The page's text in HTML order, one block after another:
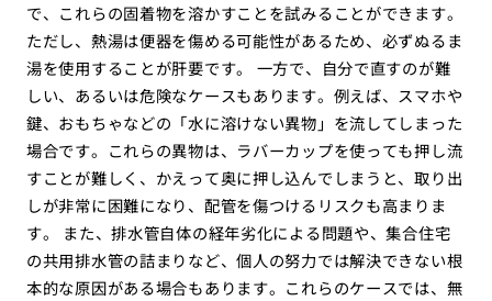
で、これらの固着物を溶かすことを試みることができます。
ただし、熱湯は便器を傷める可能性があるため、必ずぬるま
湯を使用することが肝要です。 一方で、自分で直すのが難
しい、あるいは危険なケースもあります。例えば、スマホや
鍵、おもちゃなどの「水に溶けない異物」を流してしまった
場合です。これらの異物は、ラバーカップを使っても押し流
すことが難しく、かえって奥に押し込んでしまうと、取り出
しが非常に困難になり、配管を傷つけるリスクも高まりま
す。 また、排水管自体の経年劣化による問題や、集合住宅
の共用排水管の詰まりなど、個人の努力では解決できない根
本的な原因がある場合もあります。これらのケースでは、無